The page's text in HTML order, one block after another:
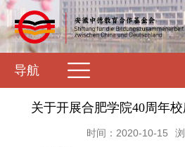
导航
关于开展合肥学院40周年
时间：2020-10-15